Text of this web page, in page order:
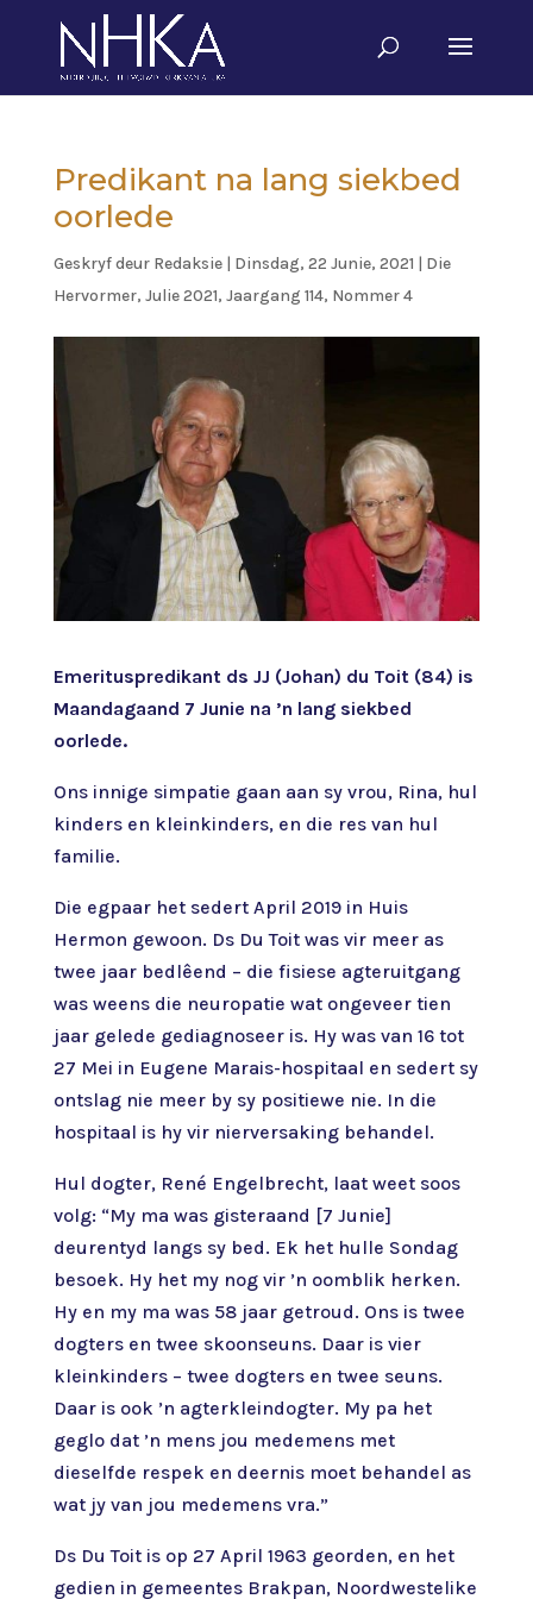
Predikant na lang siekbed
oorlede
Geskryf deur Redaksie| Dinsdag, 22 Junie, 2021 | Die
Hervormer, Julie 2021, Jaargang 114, Nommer 4
Emerituspredikant ds JJ (Johan) du Toit (84) is
Maandagaand 7 Junie na ’n lang siekbed
oorlede.
Ons innige simpatie gaan aan sy vrou, Rina, hul
kinders en kleinkinders, en die res van hul
familie.
Die egpaar het sedert April 2019 in Huis
Hermon gewoon. Ds Du Toit was vir meer as
twee jaar bedlêend – die fisiese agteruitgang
was weens die neuropatie wat ongeveer tien
jaar gelede gediagnoseer is. Hy was van 16 tot
27 Mei in Eugene Marais-hospitaal en sedert sy
ontslag nie meer by sy positiewe nie. In die
hospitaal is hy vir nierversaking behandel.
Hul dogter, René Engelbrecht, laat weet soos
volg: “My ma was gisteraand [7 Junie]
deurentyd langs sy bed. Ek het hulle Sondag
besoek. Hy het my nog vir ’n oomblik herken.
Hy en my ma was 58 jaar getroud. Ons is twee
dogters en twee skoonseuns. Daar is vier
kleinkinders – twee dogters en twee seuns.
Daar is ook ’n agterkleindogter. My pa het
geglo dat ’n mens jou medemens met
dieselfde respek en deernis moet behandel as
wat jy van jou medemens vra.”
Ds Du Toit is op 27 April 1963 georden, en het
gedien in gemeentes Brakpan, Noordwestelike